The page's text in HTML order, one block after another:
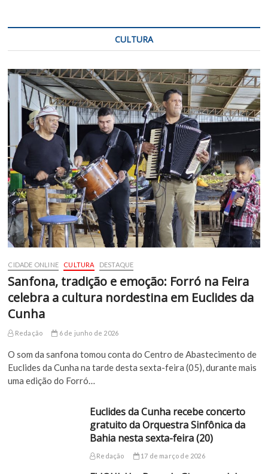
CULTURA
CIDADE ONLINE CULTURA DESTAQUE
Sanfona, tradição e emoção: Forró na Feira
celebra a cultura nordestina em Euclides da
Cunha
Redação 6 de junho de 2026
O som da sanfona tomou conta do Centro de Abastecimento de
Euclides da Cunha na tarde desta sexta-feira (05), durante mais
uma edição do Forró…
Euclides da Cunha recebe concerto
gratuito da Orquestra Sinfônica da
Bahia nesta sexta-feira (20)
Redação 17 de março de 2026